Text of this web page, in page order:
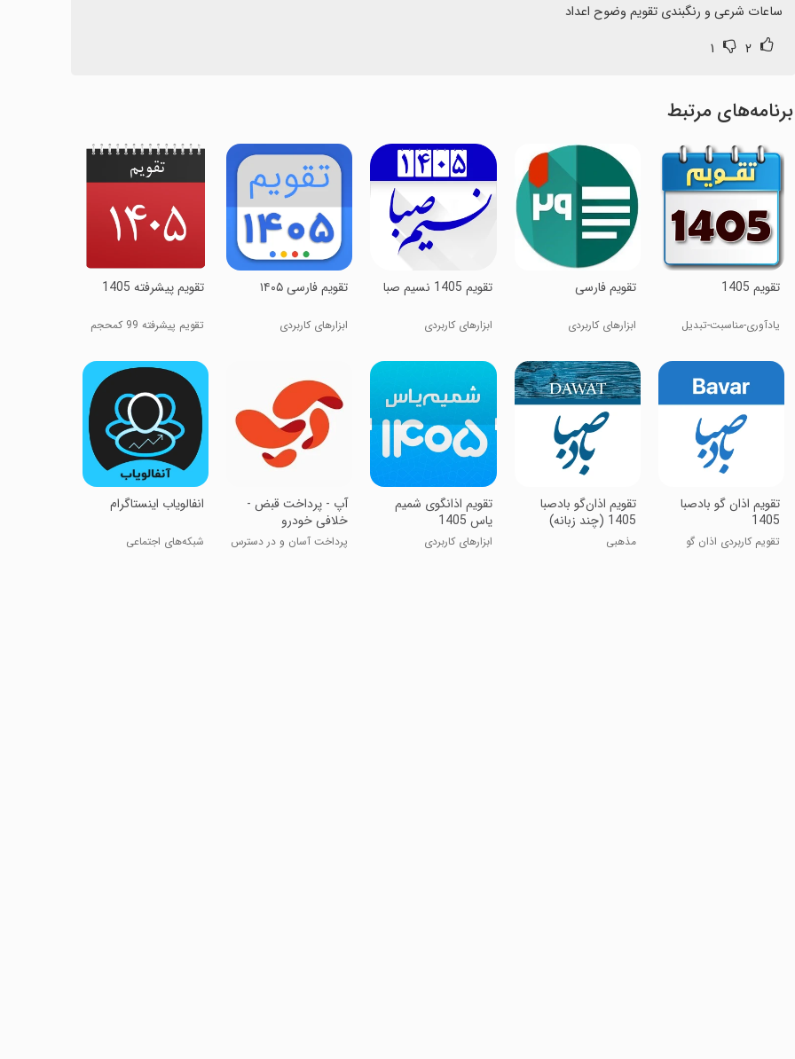
ساعات شرعی و رنگبندی تقویم وضوح اعداد
۲ ۱
برنامه‌های مرتبط
‏‏‏تقویم 1405
یادآوری-مناسبت-تبدیل
‏‏‏‏‏‏‏‏تقویم فارسی
ابزارهای کاربردی
‏‏‏‏تقویم 1405 نسیم صبا
ابزارهای کاربردی
‏‏‏‏تقویم فارسی ۱۴۰۵
ابزارهای کاربردی
‏تقویم پیشرفته 1405
تقویم پیشرفته 99 کمحجم
‏‏‏‏تقویم اذان گو بادصبا
1405
تقویم کاربردی اذان گو
‏‏تقویم اذان‌گو بادصبا
1405 (چند زبانه)
مذهبی
‏‏‏تقویم اذانگوی شمیم
یاس 1405
ابزارهای کاربردی
آپ - پرداخت قبض -
خلافی خودرو
پرداخت آسان و در دسترس
انفالویاب اینستاگرام
شبکه‌های اجتماعی